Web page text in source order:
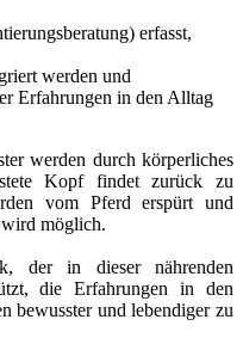
erfasst,
werden und
Erfahrungen in den Alltag
werden durch körperliches
Kopf findet zurück zu
vom Pferd erspürt und
möglich.
der in dieser nährenden
die Erfahrungen in den
bewusster und lebendiger zu